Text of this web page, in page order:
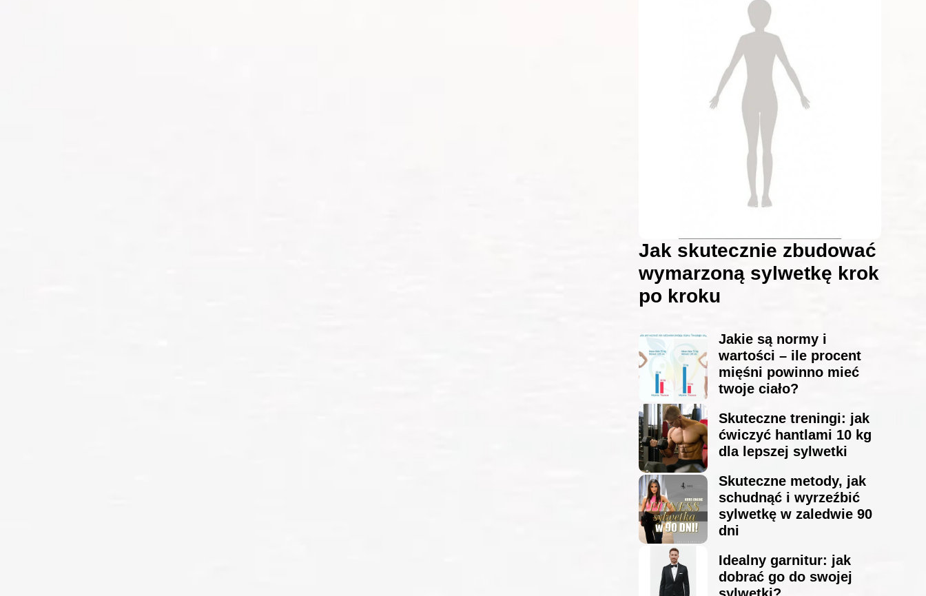
Jak skutecznie zbudować
wymarzoną sylwetkę krok
po kroku
Jakie są normy i
wartości – ile procent
mięśni powinno mieć
twoje ciało?
Skuteczne treningi: jak
ćwiczyć hantlami 10 kg
dla lepszej sylwetki
Skuteczne metody, jak
schudnąć i wyrzeźbić
sylwetkę w zaledwie 90
dni
Idealny garnitur: jak
dobrać go do swojej